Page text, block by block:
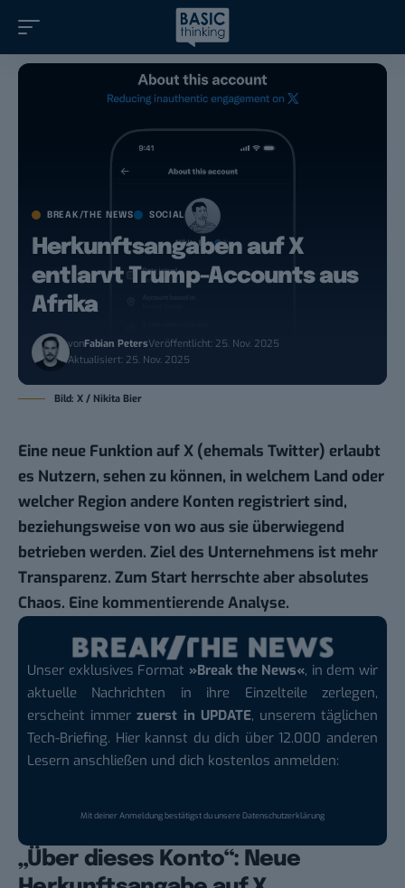
BREAK/THE NEWS SOCIAL
Herkunftsangaben auf X
entlarvt Trump-Accounts aus
Afrika
vonFabian PetersVeröffentlicht: 25. Nov. 2025
Aktualisiert: 25. Nov. 2025
Bild: X / Nikita Bier
Eine neue Funktion auf X (ehemals Twitter) erlaubt
es Nutzern, sehen zu können, in welchem Land oder
welcher Region andere Konten registriert sind,
beziehungsweise von wo aus sie überwiegend
betrieben werden. Ziel des Unternehmens ist mehr
Transparenz. Zum Start herrschte aber absolutes
Chaos. Eine kommentierende Analyse.
Unser exklusives Format »Break the News«, in dem wir
aktuelle Nachrichten in ihre Einzelteile zerlegen,
erscheint immerzuerst in UPDATE, unserem täglichen
Tech-Briefing. Hier kannst du dich über 12.000 anderen
Lesern anschließen und dich kostenlos anmelden:
Mit deiner Anmeldung bestätigst du unsereDatenschutzerklärung
„Über dieses Konto“: Neue